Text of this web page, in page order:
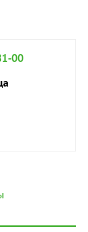
00